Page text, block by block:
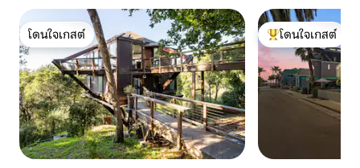
โดนใจเกสต์
โดนใจเกสต์
โดนใจเกสต์ที่สุด
โดนใจเกสต์